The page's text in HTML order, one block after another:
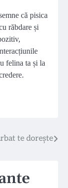
că pisica
răbdare și
felina ta și la
te dorește